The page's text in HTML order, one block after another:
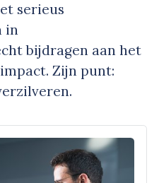
serieus
in
bijdragen aan het
Zijn punt: